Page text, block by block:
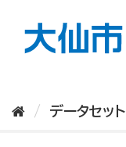
データセット